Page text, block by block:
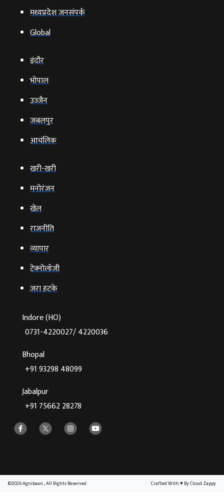
मध्यप्रदेश जनसंपर्क
Global
इंदौर
भोपाल
उज्‍जैन
जबलपुर
आचंलिक
खरी-खरी
मनोरंजन
खेल
राजनीति
व्‍यापार
टेक्‍नोलॉजी
ज़रा हटके
Indore (HO)
0731-4220027/ 4220036
Bhopal
+91 93298 48099
Jabalpur
+91 75662 28278
©2026 Agnibaan , All Rights Reserved Crafted With♥By Cloud Zappy